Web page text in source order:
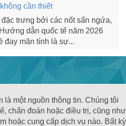
cần thiết
đặc trưng bởi các nốt sẩn ngứa,
dẫn quốc tế năm 2026
đay mãn tính là sự...
là một nguồn thông tin. Chúng tôi
chẩn đoán hoặc điều trị, cũng như
hoặc cung cấp dịch vụ nào. Bất kỳ